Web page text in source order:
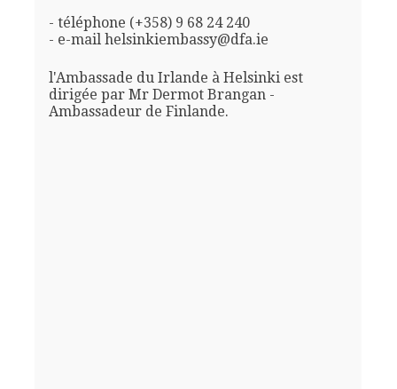
- téléphone (+358) 9 68 24 240
- e-mail helsinkiembassy@dfa.ie
l'Ambassade du Irlande à Helsinki est
dirigée par Mr Dermot Brangan -
Ambassadeur de Finlande.